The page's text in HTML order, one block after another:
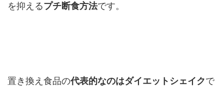
を抑えるプチ断食方法です。
置き換え食品の代表的なのはダイエットシェイクで